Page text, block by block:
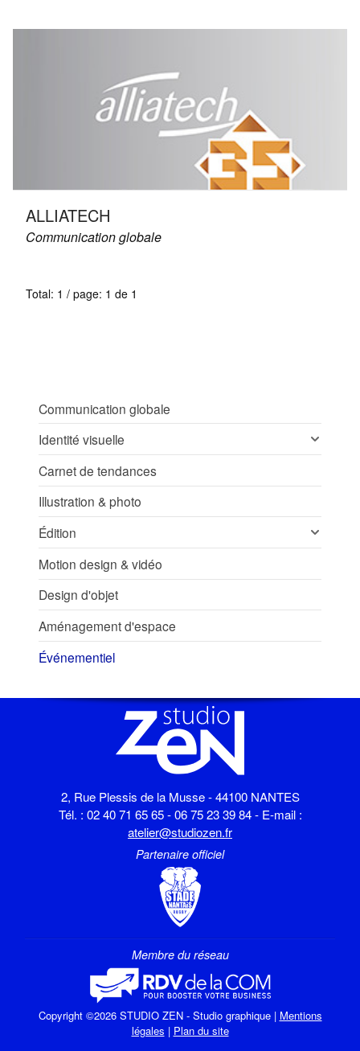
ALLIATECH
Communication globale
Total: 1 / page: 1 de 1
Communication globale
Identité visuelle
Carnet de tendances
Illustration & photo
Édition
Motion design & vidéo
Design d'objet
Aménagement d'espace
Événementiel
2, Rue Plessis de la Musse - 44100 NANTES
Tél. : 02 40 71 65 65 - 06 75 23 39 84 - E-mail :
atelier@studiozen.fr
Partenaire officiel
Membre du réseau
Copyright ©2026 STUDIO ZEN - Studio graphique | Mentions
légales | Plan du site